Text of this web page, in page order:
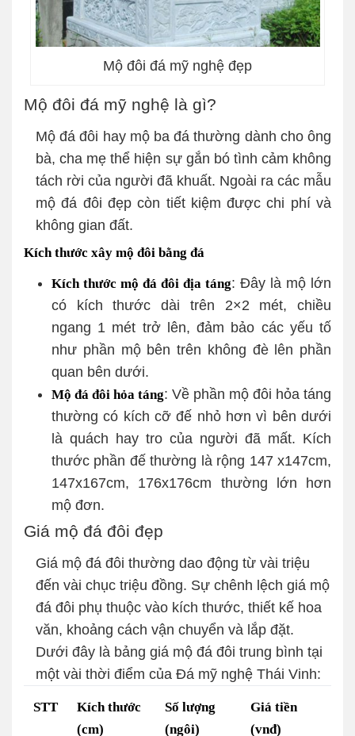
Mộ đôi đá mỹ nghệ đẹp
Mộ đôi đá mỹ nghệ là gì?
Mộ đá đôi hay mộ ba đá thường dành cho ông
bà, cha mẹ thể hiện sự gắn bó tình cảm không
tách rời của người đã khuất. Ngoài ra các mẫu
mộ đá đôi đẹp còn tiết kiệm được chi phí và
không gian đất.
Kích thước xây mộ đôi bằng đá
Kích thước mộ đá đôi địa táng: Đây là mộ lớn
có kích thước dài trên 2×2 mét, chiều
ngang 1 mét trở lên, đảm bảo các yếu tố
như phần mộ bên trên không đè lên phần
quan bên dưới.
Mộ đá đôi hỏa táng: Về phần mộ đôi hỏa táng
thường có kích cỡ đế nhỏ hơn vì bên dưới
là quách hay tro của người đã mất. Kích
thước phần đế thường là rộng 147 x147cm,
147x167cm, 176x176cm thường lớn hơn
mộ đơn.
Giá mộ đá đôi đẹp
Giá mộ đá đôi thường dao động từ vài triệu
đến vài chục triệu đồng. Sự chênh lệch giá mộ
đá đôi phụ thuộc vào kích thước, thiết kế hoa
văn, khoảng cách vận chuyển và lắp đặt.
Dưới đây là bảng giá mộ đá đôi trung bình tại
một vài thời điểm của Đá mỹ nghệ Thái Vinh:
STT
Kích thước
(cm)
Số lượng
(ngôi)
Giá tiền
(vnđ)